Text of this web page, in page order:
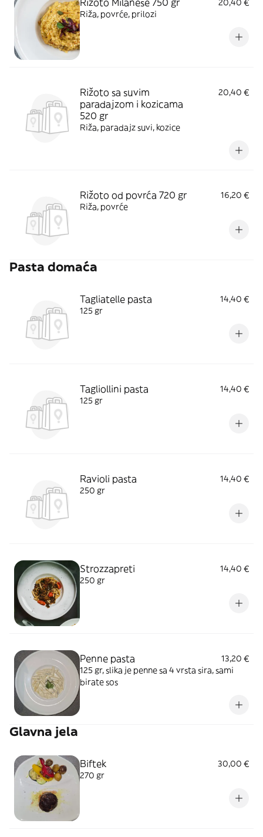
Riža, povrće, prilozi
Rižoto sa suvim
paradajzom i kozicama
520 gr
20,40 €
Riža, paradajz suvi, kozice
Rižoto od povrća 720 gr
16,20 €
Riža, povrće
Pasta domaća
Tagliatelle pasta
14,40 €
125 gr
Tagliollini pasta
14,40 €
125 gr
Ravioli pasta
14,40 €
250 gr
Strozzapreti
14,40 €
250 gr
Penne pasta
13,20 €
125 gr, slika je penne sa 4 vrsta sira, sami
birate sos
Glavna jela
Biftek
30,00 €
270 gr